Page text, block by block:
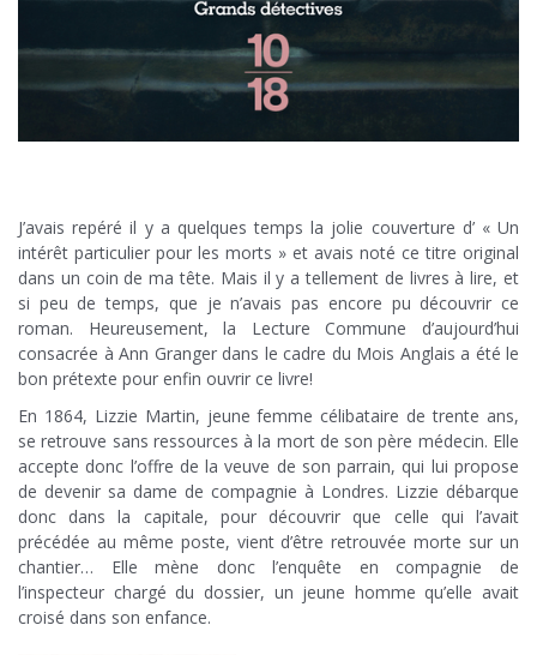
J’avais repéré il y a quelques temps la jolie couverture d’ « Un
intérêt particulier pour les morts » et avais noté ce titre original
dans un coin de ma tête. Mais il y a tellement de livres à lire, et
si peu de temps, que je n’avais pas encore pu découvrir ce
roman. Heureusement, la Lecture Commune d’aujourd’hui
consacrée à Ann Granger dans le cadre du Mois Anglais a été le
bon prétexte pour enfin ouvrir ce livre!
En 1864, Lizzie Martin, jeune femme célibataire de trente ans,
se retrouve sans ressources à la mort de son père médecin. Elle
accepte donc l’offre de la veuve de son parrain, qui lui propose
de devenir sa dame de compagnie à Londres. Lizzie débarque
donc dans la capitale, pour découvrir que celle qui l’avait
précédée au même poste, vient d’être retrouvée morte sur un
chantier… Elle mène donc l’enquête en compagnie de
l’inspecteur chargé du dossier, un jeune homme qu’elle avait
croisé dans son enfance.